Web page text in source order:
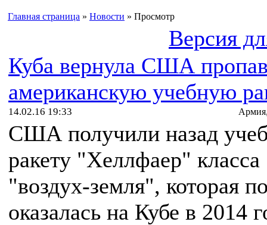
Главная страница » Новости » Просмотр
Версия
Куба вернула США
американскую учебную
14.02.16 19:33
США получили назад
ракету "Хеллфаер" класса
"воздух-земля", которая
оказалась на Кубе в 2014